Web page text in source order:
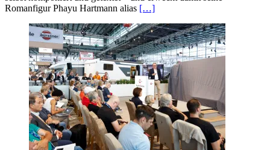
Romanfigur Phayu Hartmann alias […]